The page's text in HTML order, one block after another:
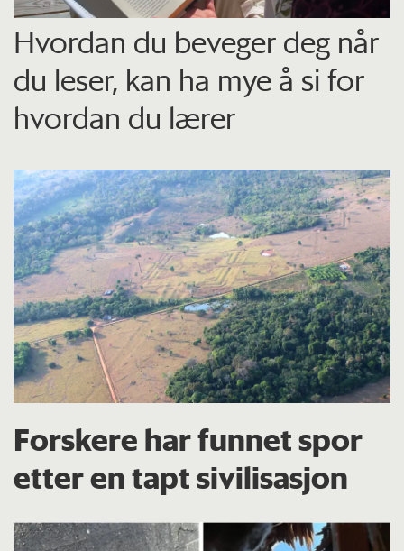
Hvordan du beveger deg når
du leser, kan ha mye å si for
hvordan du lærer
Forskere har funnet spor
etter en tapt sivilisasjon